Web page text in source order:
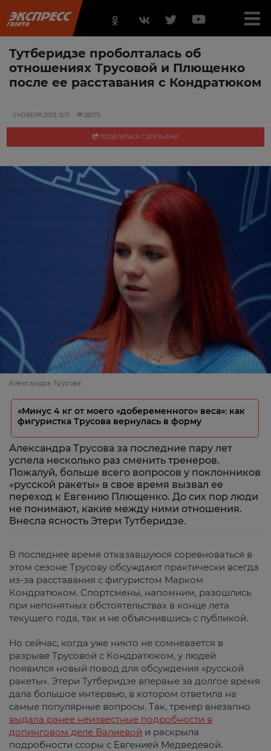
Тутберидзе проболталась об
отношениях Трусовой и Плющенко
после ее расставания с Кондратюком
2 НОЯБРЯ 2023, 15:17 28270
ПОДЕЛИТЬСЯ С ДРУЗЬЯМИ
Александра Трусова
«Минус 4 кг от моего «добеременного» веса»: как
фигуристка Трусова вернулась в форму
Александра Трусова за последние пару лет
успела несколько раз сменить тренеров.
Пожалуй, больше всего вопросов у поклонников
«русской ракеты» в свое время вызвал ее
переход к Евгению Плющенко. До сих пор люди
не понимают, какие между ними отношения.
Внесла ясность Этери Тутберидзе.
В последнее время отказавшуюся соревноваться в
этом сезоне Трусову обсуждают практически всегда
из-за расставания с фигуристом Марком
Кондратюком. Спортсмены, напомним, разошлись
при непонятных обстоятельствах в конце лета
текущего года, так и не объяснившись с публикой.
Но сейчас, когда уже никто не сомневается в
разрыве Трусовой с Кондратюком, у людей
появился новый повод для обсуждения «русской
ракеты». Этери Тутберидзе впервые за долгое время
дала большое интервью, в котором ответила на
самые популярные вопросы. Так, тренер внезапно
выдала ранее неизвестные подробности в
допинговом деле Валиевой и раскрыла
подробности ссоры с Евгенией Медведевой.